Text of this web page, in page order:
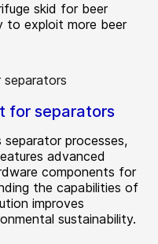
skid for beer
to exploit more beer
for separators
processes,
advanced
components for
the capabilities of
improves
sustainability.